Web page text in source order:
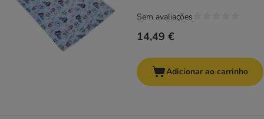
14,49 €
Sem avaliações
Adicionar ao carrinho